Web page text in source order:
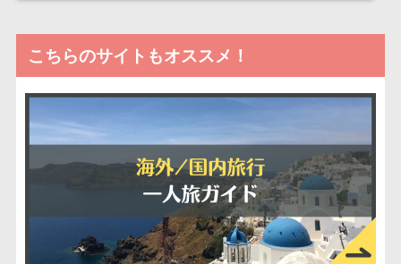
こちらのサイトもオススメ！